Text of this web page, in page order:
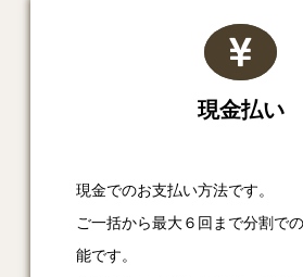
現金払い
現金でのお支払い方法です。
ご一括から最大６回まで分割で
能です。